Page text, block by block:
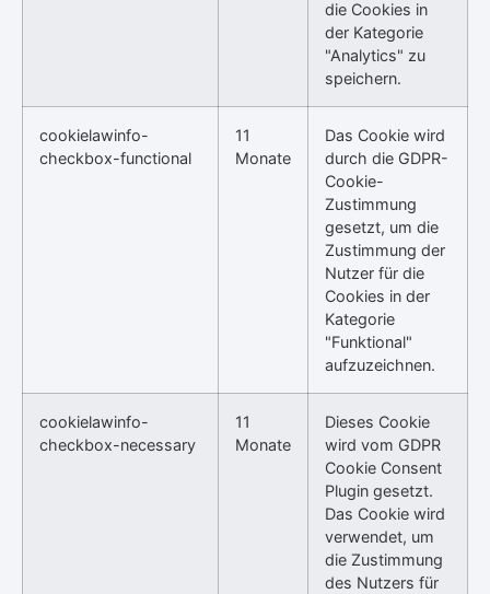
die Cookies in
der Kategorie
"Analytics" zu
speichern.
cookielawinfo-
checkbox-functional
11
Monate
Das Cookie wird
durch die GDPR-
Cookie-
Zustimmung
gesetzt, um die
Zustimmung der
Nutzer für die
Cookies in der
Kategorie
"Funktional"
aufzuzeichnen.
cookielawinfo-
checkbox-necessary
11
Monate
Dieses Cookie
wird vom GDPR
Cookie Consent
Plugin gesetzt.
Das Cookie wird
verwendet, um
die Zustimmung
des Nutzers für